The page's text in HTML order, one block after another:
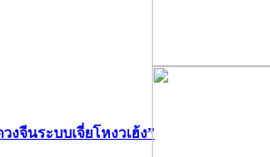
งจีนระบบเจี่ยโหงวเฮ้ง”